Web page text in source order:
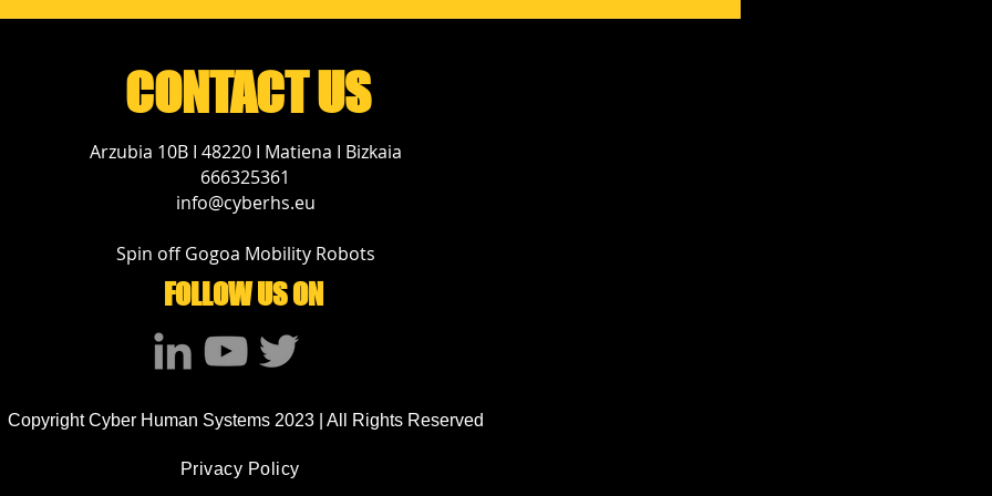
Exoskeletons and
POLEALab
CONTACT US
Arzubia 10B I 48220 I Matiena I Bizkaia
666325361
info@cyberhs.eu
Spin off Gogoa Mobility Robots
FOLLOW US ON
Copyright Cyber Human Systems 2023 | All Rights Reserved
Privacy Policy